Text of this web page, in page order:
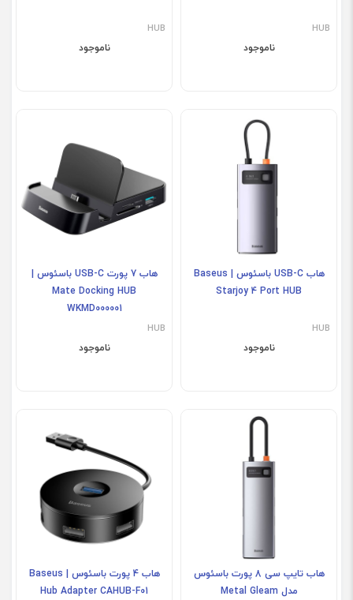
HUB
ناموجود
HUB
ناموجود
هاب USB-C باسئوس | Baseus
Starjoy 4 Port HUB
HUB
ناموجود
هاب 7 پورت USB-C باسئوس |
Mate Docking HUB
WKMD000001
HUB
ناموجود
هاب تایپ سی 8 پورت باسئوس
مدل Metal Gleam
هاب 4 پورت باسئوس | Baseus
Hub Adapter CAHUB-F01